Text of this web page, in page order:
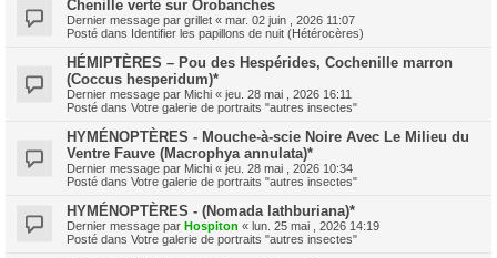
Chenille verte sur Orobanches
Dernier message par grillet « mar. 02 juin , 2026 11:07
Posté dans Identifier les papillons de nuit (Hétérocères)
HÉMIPTÈRES – Pou des Hespérides, Cochenille marron
(Coccus hesperidum)*
Dernier message par Michi « jeu. 28 mai , 2026 16:11
Posté dans Votre galerie de portraits "autres insectes"
HYMÉNOPTÈRES - Mouche-à-scie Noire Avec Le Milieu du
Ventre Fauve (Macrophya annulata)*
Dernier message par Michi « jeu. 28 mai , 2026 10:34
Posté dans Votre galerie de portraits "autres insectes"
HYMÉNOPTÈRES - (Nomada lathburiana)*
Dernier message par Hospiton « lun. 25 mai , 2026 14:19
Posté dans Votre galerie de portraits "autres insectes"